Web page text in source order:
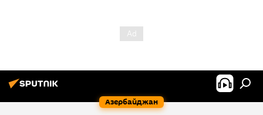
Азербайджан